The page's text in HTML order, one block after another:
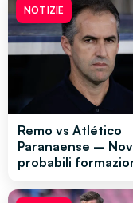
NOTIZIE
Remo vs Atlético
Paranaense –
probabili